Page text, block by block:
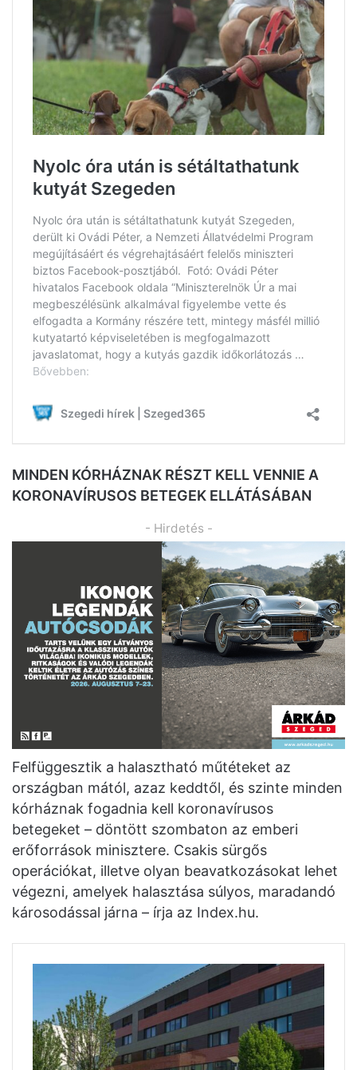
MINDEN KÓRHÁZNAK RÉSZT KELL VENNIE A
KORONAVÍRUSOS BETEGEK ELLÁTÁSÁBAN
- Hirdetés -
Felfüggesztik a halasztható műtéteket az
országban mától, azaz keddtől, és szinte minden
kórháznak fogadnia kell koronavírusos
betegeket – döntött szombaton az emberi
erőforrások minisztere. Csakis sürgős
operációkat, illetve olyan beavatkozásokat lehet
végezni, amelyek halasztása súlyos, maradandó
károsodással járna – írja az Index.hu.